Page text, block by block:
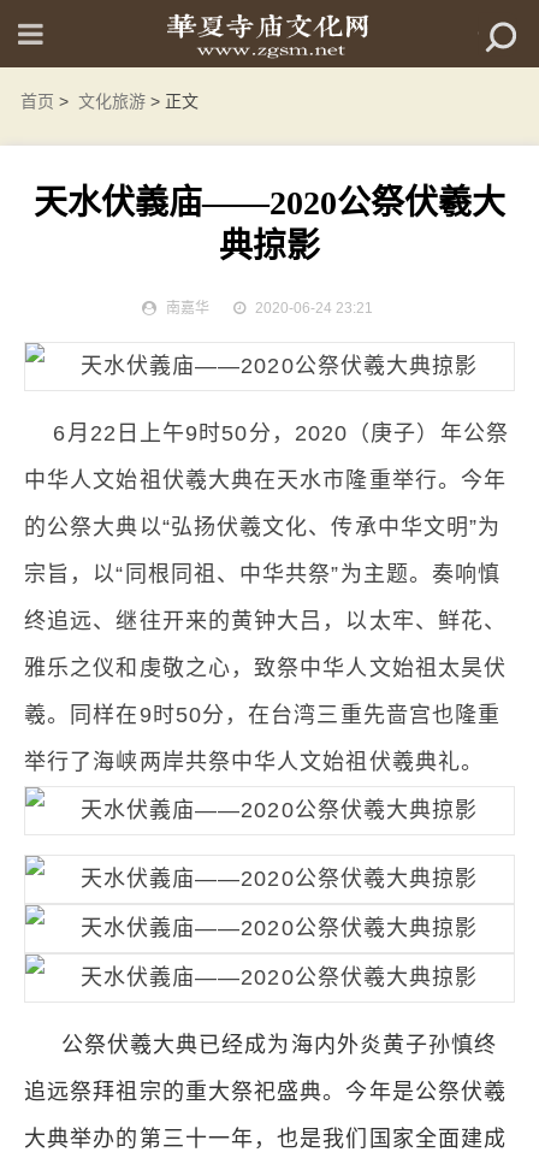
首页 > 文化旅游 > 正文
天水伏義庙——2020公祭伏羲大
典掠影
南嘉华 2020-06-24 23:21
6月22日上午9时50分，2020（庚子）年公祭
中华人文始祖伏羲大典在天水市隆重举行。今年
的公祭大典以“弘扬伏羲文化、传承中华文明”为
宗旨，以“同根同祖、中华共祭”为主题。奏响慎
终追远、继往开来的黄钟大吕，以太牢、鲜花、
雅乐之仪和虔敬之心，致祭中华人文始祖太昊伏
羲。同样在9时50分，在台湾三重先啬宫也隆重
举行了海峡两岸共祭中华人文始祖伏羲典礼。
公祭伏羲大典已经成为海内外炎黄子孙慎终
追远祭拜祖宗的重大祭祀盛典。今年是公祭伏羲
大典举办的第三十一年，也是我们国家全面建成